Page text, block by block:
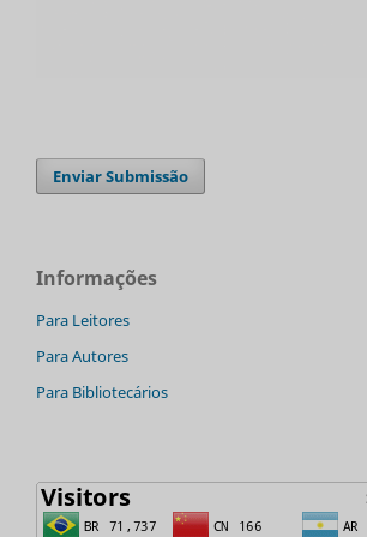
Enviar Submissão
Informações
Para Leitores
Para Autores
Para Bibliotecários